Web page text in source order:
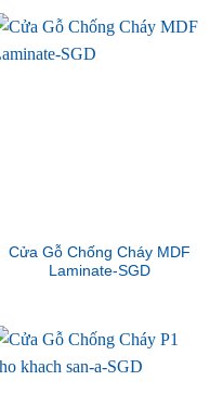
Cửa Gỗ Chống Cháy MDF
Laminate-SGD